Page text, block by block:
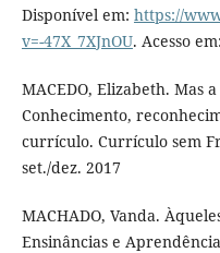
Disponível em: https://
v=-47X_7XJnOU. Acesso
MACEDO, Elizabeth. Mas
Conhecimento,
currículo. Currículo sem
set./dez. 2017
MACHADO, Vanda.
Ensinâncias e